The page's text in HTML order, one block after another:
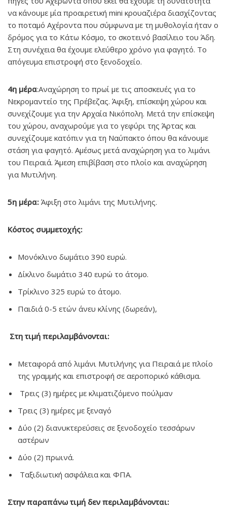
να κάνουμε μία προαιρετική mini κρουαζιέρα διασχίζοντας
το ποταμό Αχέροντα που σύμφωνα με τη μυθολογία ήταν ο
δρόμος για το Κάτω Κόσμο, το σκοτεινό βασίλειο του Άδη.
Στη συνέχεια θα έχουμε ελεύθερο χρόνο για φαγητό. Το
απόγευμα επιστροφή στο ξενοδοχείο.
4η μέρα:Αναχώρηση το πρωί με τις αποσκευές για το
Νεκρομαντείο της Πρέβεζας. Άφιξη, επίσκεψη χώρου και
συνεχίζουμε για την Αρχαία Νικόπολη. Μετά την επίσκεψη
του χώρου, αναχωρούμε για το γεφύρι της Άρτας και
συνεχίζουμε κατόπιν για τη Ναύπακτο όπου θα κάνουμε
στάση για φαγητό. Αμέσως μετά αναχώρηση για το λιμάνι
του Πειραιά. Άμεση επιβίβαση στο πλοίο και αναχώρηση
για Μυτιλήνη.
5η μέρα: Άφιξη στο λιμάνι της Μυτιλήνης.
Κόστος συμμετοχής:
Μονόκλινο δωμάτιο 390 ευρώ.
Δίκλινο δωμάτιο 340 ευρώ το άτομο.
Τρίκλινο 325 ευρώ το άτομο.
Παιδιά 0-5 ετών άνευ κλίνης (δωρεάν),
Στη τιμή περιλαμβάνονται:
Μεταφορά από λιμάνι Μυτιλήνης για Πειραιά με πλοίο
της γραμμής και επιστροφή σε αεροπορικό κάθισμα.
Τρεις (3) ημέρες με κλιματιζόμενο πούλμαν
Τρεις (3) ημέρες με ξεναγό
Δύο (2) διανυκτερεύσεις σε ξενοδοχείο τεσσάρων
αστέρων
Δύο (2) πρωινά.
Ταξιδιωτική ασφάλεια και ΦΠΑ.
Στην παραπάνω τιμή δεν περιλαμβάνονται: